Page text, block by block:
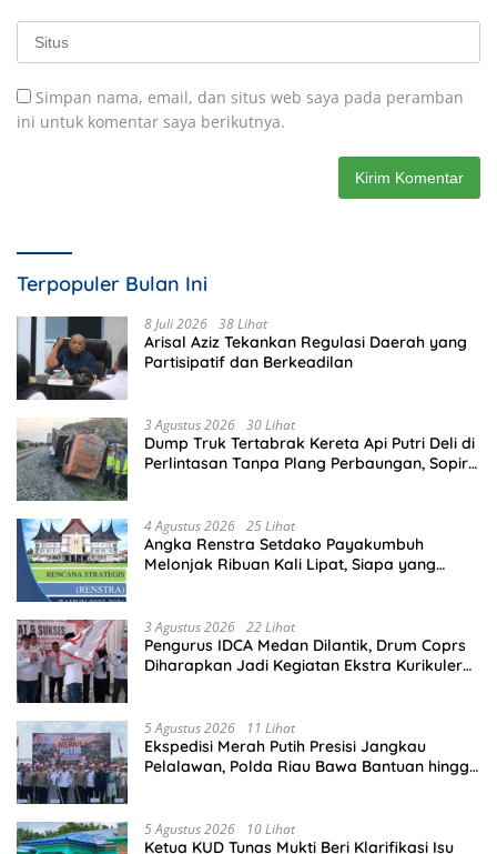
Simpan nama, email, dan situs web saya pada peramban
ini untuk komentar saya berikutnya.
Terpopuler Bulan Ini
8 Juli 2026 38 Lihat
Arisal Aziz Tekankan Regulasi Daerah yang
Partisipatif dan Berkeadilan
3 Agustus 2026 30 Lihat
Dump Truk Tertabrak Kereta Api Putri Deli di
Perlintasan Tanpa Plang Perbaungan, Sopir
4 Agustus 2026 25 Lihat
Angka Renstra Setdako Payakumbuh
Melonjak Ribuan Kali Lipat, Siapa yang
3 Agustus 2026 22 Lihat
Pengurus IDCA Medan Dilantik, Drum Coprs
Diharapkan Jadi Kegiatan Ekstra Kurikuler
5 Agustus 2026 11 Lihat
Ekspedisi Merah Putih Presisi Jangkau
Pelalawan, Polda Riau Bawa Bantuan hingga
5 Agustus 2026 10 Lihat
Ketua KUD Tunas Mukti Beri Klarifikasi Isu